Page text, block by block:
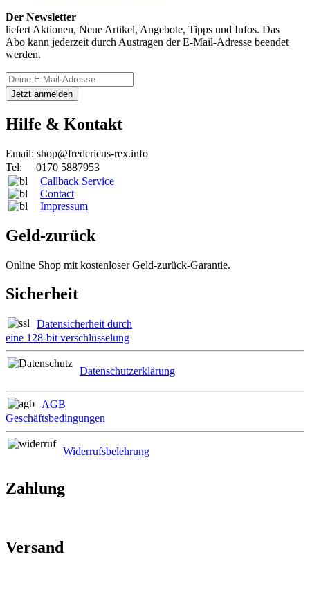
Der Newsletter
liefert Aktionen, Neue Artikel, Angebote, Tipps und Infos. Das
Abo kann jederzeit durch Austragen der E-Mail-Adresse beendet
werden.
Hilfe & Kontakt
Email: shop@fredericus-rex.info
Tel: 0170 5887953
Callback Service
Contact
Impressum
Geld-zurück
Online Shop mit kostenloser Geld-zurück-Garantie.
Sicherheit
Datensicherheit durch
eine 128-bit verschlüsselung
Datenschutzerklärung
AGB
Geschäftsbedingungen
Widerrufsbelehrung
Zahlung
Versand